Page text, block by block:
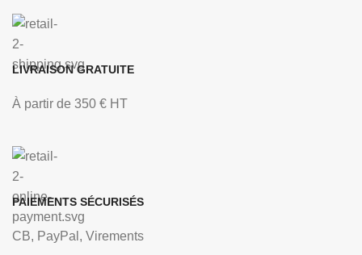
LIVRAISON GRATUITE
À partir de 350 € HT
PAIEMENTS SÉCURISÉS
CB, PayPal, Virements